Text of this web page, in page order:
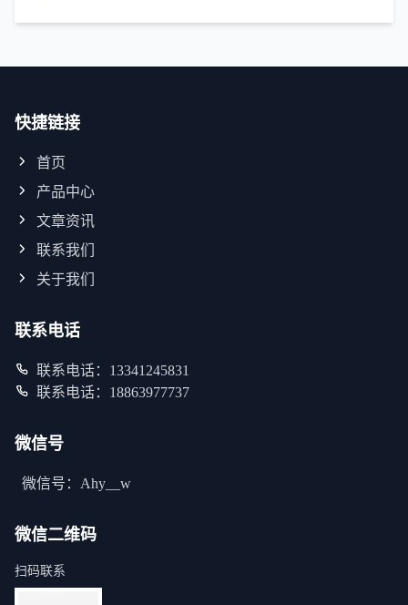
快捷链接
首页
产品中心
文章资讯
联系我们
关于我们
联系电话
联系电话：13341245831
联系电话：18863977737
微信号
微信号：Ahy__w
微信二维码
扫码联系